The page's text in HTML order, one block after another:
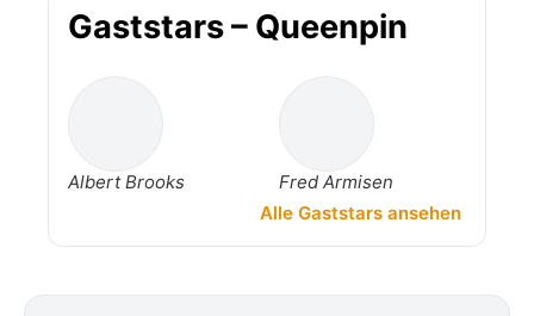
Gaststars – Queenpin
Albert Brooks
Fred Armisen
Alle Gaststars ansehen